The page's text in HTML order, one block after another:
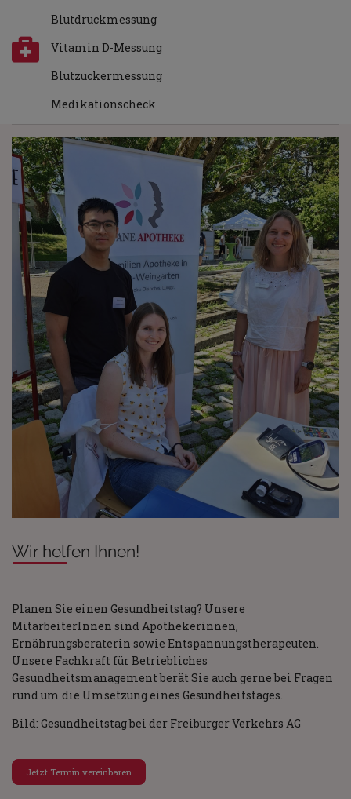
Blutdruckmessung
Vitamin D-Messung
Blutzuckermessung
Medikationscheck
Wir helfen Ihnen!
Planen Sie einen Gesundheitstag? Unsere
MitarbeiterInnen sind Apothekerinnen,
Ernährungsberaterin sowie Entspannungstherapeuten.
Unsere Fachkraft für Betriebliches
Gesundheitsmanagement berät Sie auch gerne bei Fragen
rund um die Umsetzung eines Gesundheitstages.
Bild: Gesundheitstag bei der Freiburger Verkehrs AG
Jetzt Termin vereinbaren